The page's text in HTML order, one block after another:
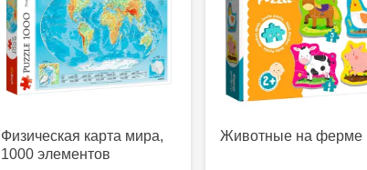
Физическая карта мира,
1000 элементов
Животные на ферме